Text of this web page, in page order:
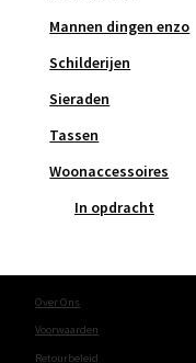
Mannen dingen enzo
Schilderijen
Sieraden
Tassen
Woonaccessoires
In opdracht
Over Ons
Voorwaarden
Retourbeleid